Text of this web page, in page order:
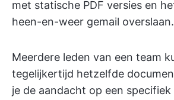
met statische PDF versies en
heen-en-weer gemail overslaan.
Meerdere leden van een team
tegelijkertijd hetzelfde
je de aandacht op een